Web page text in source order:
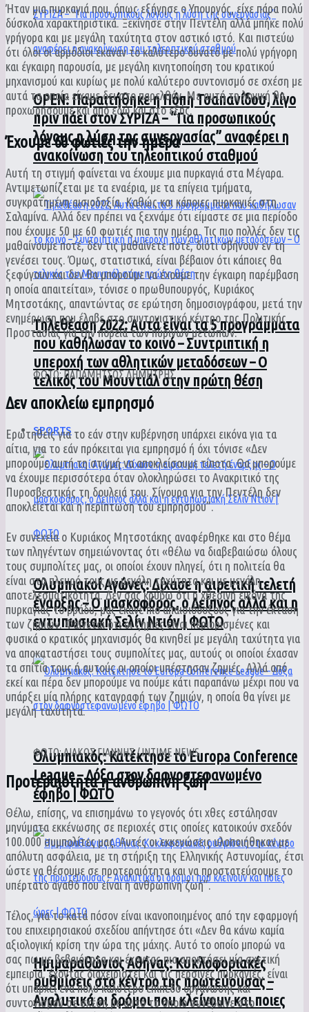
ΟPEN: Παραιτήθηκε η Πόπη Τσαπανίδου, λίγο
πριν πάει στον ΣΥΡΙΖΑ – “Για προσωπικούς
λόγους η λύση της συνεργασίας” αναφέρει η
ανακοίνωση του τηλεοπτικού σταθμού
Τηλεθέαση 2022: Αυτά είναι τα 5 προγράμματα
που καθήλωσαν το κοινό – Συντριπτική η
υπεροχή των αθλητικών μεταδόσεων – Ο
τελικός του Μουντιάλ στην πρώτη θέση
SPORTS
Ολυμπιακοί Αγώνες: Δίχασε η αιρετική τελετή
έναρξης – Ο μασκοφόρος, ο Δείπνος αλλά και η
εντυπωσιακή Σελίν Ντιόν | ΦΩΤΟ
Ολυμπιακός: Κατέκτησε το Europa Conference
League – Δόξα στον δαφνοστεφανωμένο
έφηβο | ΦΩΤΟ
Ημιμαραθώνιος Αθήνας: Κυκλοφοριακές
ρυθμίσεις στο κέντρο της πρωτεύουσας –
Αναλυτικά οι δρόμοι που κλείνουν και ποιες
Ήταν μια πυρκαγιά που, όπως εξήγησε ο Υπουργός, είχε πάρα πολύ
δύσκολα χαρακτηριστικά. Ξεκίνησε στην Πεντέλη αλλά μπήκε πολύ
γρήγορα και με μεγάλη ταχύτητα στον αστικό ιστό. Και πιστεύω
ότι όλοι οι αρμόδιοι έκαναν το καλύτερο δυνατό με πολύ γρήγορη
και έγκαιρη παρουσία, με μεγάλη κινητοποίηση του κρατικού
μηχανισμού και κυρίως με πολύ καλύτερο συντονισμό σε σχέση με
αυτά τα οποία είχαμε δει στο παρελθόν. Με αυτή τη λογική θα
προχωρήσουμε και από εδώ και στο εξής.
Έχουμε 60 φωτιές την ημέρα
Αυτή τη στιγμή φαίνεται να έχουμε μια πυρκαγιά στα Μέγαρα.
Αντιμετωπίζεται με τα εναέρια, με τα επίγεια τμήματα,
συγκρατημένη αισιοδοξία. Καθώς και κάποιες πυρκαγιές στη
Σαλαμίνα. Αλλά δεν πρέπει να ξεχνάμε ότι είμαστε σε μια περίοδο
που έχουμε 50 με 60 φωτιές πια την ημέρα. Τις πιο πολλές δεν τις
μαθαίνουμε ποτέ, δεν τις μαθαίνετε ποτέ, διότι σβήνουν εν τη
γενέσει τους. Όμως, στατιστικά, είναι βέβαιον ότι κάποιες θα
ξεφύγουν και δεν θα μπορούμε να έχουμε την έγκαιρη παρέμβαση
η οποία απαιτείται», τόνισε ο πρωθυπουργός, Κυριάκος
Μητσοτάκης, απαντώντας σε ερώτηση δημοσιογράφου, μετά την
ενημέρωση που έλαβε στο συντονιστικό κέντρο της Πολιτικής
Προστασίας για την πορεία των πύρινων μετώπων.
ΦΩΤΟ: ΠΑΠΑΜΗΤΣΟΣ ΔΗΜΗΤΡΗΣ
Δεν αποκλείω εμπρησμό
Ερωτηθείς για το εάν στην κυβέρνηση υπάρχει εικόνα για τα
αίτια, για το εάν πρόκειται για εμπρησμό ή όχι τόνισε «Δεν
μπορούμε αυτή τη στιγμή να αποκλείσουμε τίποτα. Θα μπορούμε
να έχουμε περισσότερα όταν ολοκληρώσει το Ανακριτικό της
Πυροσβεστικής τη δουλειά του. Σίγουρα για την Πεντέλη δεν
αποκλείεται και η περίπτωση του εμπρησμού”.
Εν συνεχεία ο Κυριάκος Μητσοτάκης αναφέρθηκε και στο θέμα
των πληγέντων σημειώνοντας ότι «θέλω να διαβεβαιώσω όλους
τους συμπολίτες μας, οι οποίοι έχουν πληγεί, ότι η πολιτεία θα
είναι στο πλευρό τους με μεγάλη ταχύτητα και με μεγάλη
αποτελεσματικότητα. Δεν σας κρύβω ότι η χθεσινή εικόνα της
πυρκαγιάς το βράδυ, μας έκανε πιο απαισιόδοξους για την έκταση
των ζημιών. Φαίνεται ότι οι ζημιές είναι περιορισμένες και
φυσικά ο κρατικός μηχανισμός θα κινηθεί με μεγάλη ταχύτητα για
να αποκαταστήσει τους συμπολίτες μας, αυτούς οι οποίοι έχασαν
τα σπίτια τους ή αυτούς οι οποίοι υπέστησαν ζημιές. Αλλά από
εκεί και πέρα δεν μπορούμε να πούμε κάτι παραπάνω μέχρι που να
υπάρξει μία πλήρης καταγραφή των ζημιών, η οποία θα γίνει με
μεγάλη ταχύτητα.
ΦΩΤΟ: ΛΙΑΚΟΣ ΓΙΑΝΝΗΣ / INTIME NEWS
Προτεραιότητα η ανθρώπινη ζωή
Θέλω, επίσης, να επισημάνω το γεγονός ότι χθες εστάλησαν
μηνύματα εκκένωσης σε περιοχές στις οποίες κατοικούν σχεδόν
100.000 συμπολίτες μας. Αυτές οι εκκενώσεις υλοποιήθηκαν με
απόλυτη ασφάλεια, με τη στήριξη της Ελληνικής Αστυνομίας, έτσι
ώστε να θέσουμε σε προτεραιότητα και να προστατεύσουμε το
υπέρτατο αγαθό που είναι η ανθρώπινη ζωή”.
Τέλος, για το κατά πόσον είναι ικανοποιημένος από την εφαρμογή
του επιχειρησιακού σχεδίου απήντησε ότι «Δεν θα κάνω καμία
αξιολογική κρίση την ώρα της μάχης. Αυτό το οποίο μπορώ να
σας πω με βεβαιότητα και έχοντας πια αποκτήσει μία σχετική
εμπειρία, έχοντας διαχειριστεί και τις περσινές πυρκαγιές, είναι
ότι υπάρχει ένα πολύ καλύτερο επίπεδο οργάνωσης και
συντονισμού σε σχέση με αυτό το οποίο συνέβαινε στο